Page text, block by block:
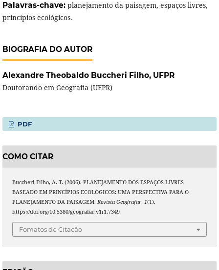
Palavras-chave: planejamento da paisagem, espaços livres,
princípios ecológicos.
BIOGRAFIA DO AUTOR
Alexandre Theobaldo Buccheri Filho, UFPR
Doutorando em Geografia (UFPR)
PDF
COMO CITAR
Buccheri Filho, A. T. (2006). PLANEJAMENTO DOS ESPAÇOS LIVRES
BASEADO EM PRINCÍPIOS ECOLÓGICOS: UMA PERSPECTIVA PARA O
PLANEJAMENTO DA PAISAGEM. Revista Geografar, 1(1).
https://doi.org/10.5380/geografar.v1i1.7349
Fomatos de Citação